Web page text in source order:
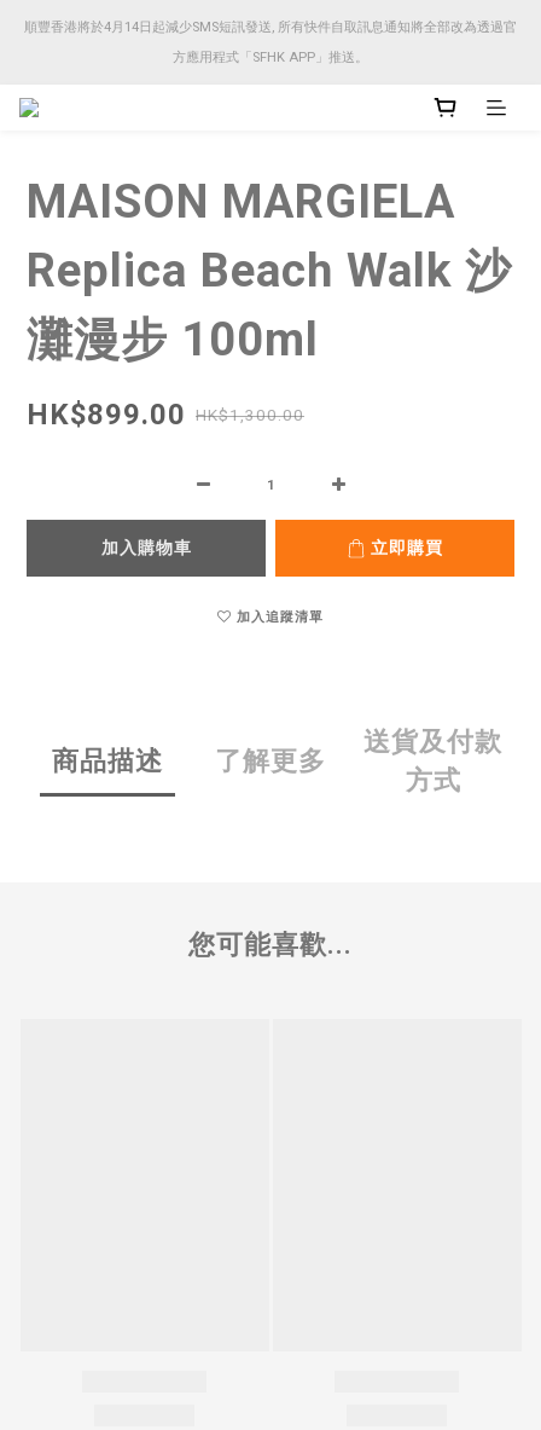
順豐香港將於4月14日起減少SMS短訊發送, 所有快件自取訊息通知將全部改為透過官
方應用程式「SFHK APP」推送。
順豐香港將於4月14日起減少SMS短訊發送, 所有快件自取訊息通知將全部改為透過官
方應用程式「SFHK APP」推送。
順豐香港將於4月14日起減少SMS短訊發送, 所有快件自取訊息通知將全部改為透過官
MAISON MARGIELA
Replica Beach Walk 沙
灘漫步 100ml
HK$899.00 HK$1,300.00
加入購物車 立即購買
加入追蹤清單
商品描述 了解更多
送貨及付款
方式
您可能喜歡...